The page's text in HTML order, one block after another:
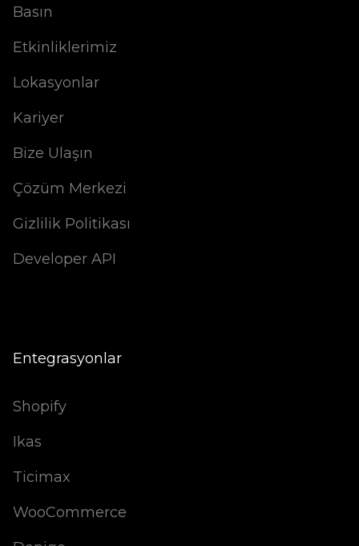
Basın
Etkinliklerimiz
Lokasyonlar
Kariyer
Bize Ulaşın
Çözüm Merkezi
Gizlilik Politikası
Developer API
Entegrasyonlar
Shopify
Ikas
Ticimax
WooCommerce